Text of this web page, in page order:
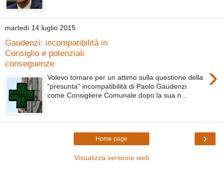
martedì 14 luglio 2015
Gaudenzi: incompatibilità in
Consiglio e potenziali
conseguenze
›
Volevo tornare per un attimo sulla questione della
“presunta” incompatibilità di Paolo Gaudenzi
come Consigliere Comunale dopo la sua n...
›
Home page
Visualizza versione web